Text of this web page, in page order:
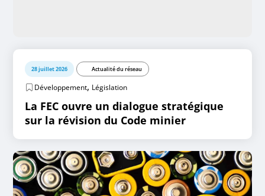
28 juillet 2026 Actualité du réseau
Développement, Législation
La FEC ouvre un dialogue stratégique
sur la révision du Code minier